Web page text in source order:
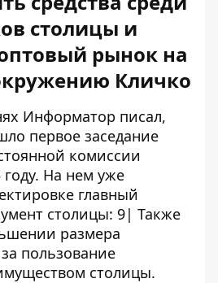
столицы и
рынок на
Кличко
Информатор писал,
первое заседание
комиссии
году. На нем уже
главный
столицы: 9| Также
размера
пользование
столицы.